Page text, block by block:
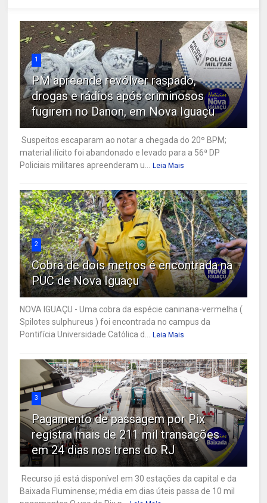
1
PM apreende revólver raspado,
drogas e rádios após criminosos
fugirem no Danon, em Nova Iguaçu
Suspeitos escaparam ao notar a chegada do 20º BPM;
material ilícito foi abandonado e levado para a 56ª DP
Policiais militares apreenderam u...
Leia Mais
2
Cobra de dois metros é encontrada na
PUC de Nova Iguaçu
NOVA IGUAÇU - Uma cobra da espécie caninana-vermelha (
Spilotes sulphureus ) foi encontrada no campus da
Pontifícia Universidade Católica d...
Leia Mais
3
Pagamento de passagem por Pix
registra mais de 211 mil transações
em 24 dias nos trens do RJ
Recurso já está disponível em 30 estações da capital e da
Baixada Fluminense; média em dias úteis passa de 10 mil